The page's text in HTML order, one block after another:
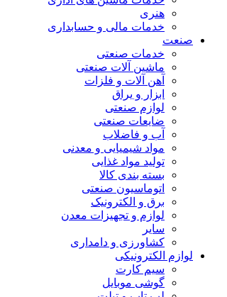
هنری
خدمات مالی و حسابداری
صنعت
خدمات صنعتی
ماشین آلات صنعتی
آهن آلات و فلزات
ابزار و یراق
لوازم صنعتی
ضایعات صنعتی
آب و فاضلاب
مواد شیمیایی و معدنی
تولید مواد غذایی
بسته بندی کالا
اتوماسیون صنعتی
برق و الکترونیک
لوازم و تجهیزات معدن
سایر
کشاورزی و دامداری
لوازم الکترونیکی
سیم کارت
گوشی موبایل